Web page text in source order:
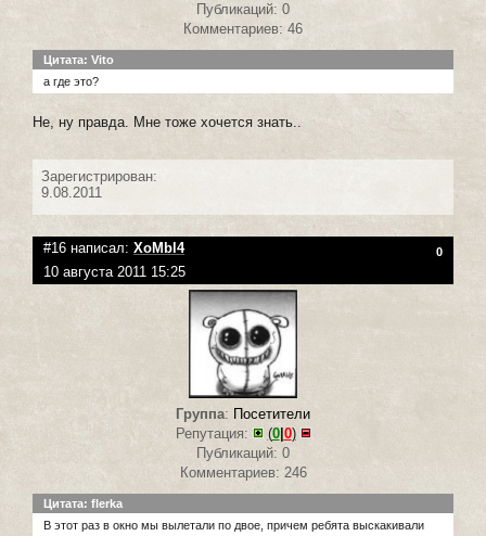
Публикаций: 0
Комментариев: 46
Цитата: Vito
а где это?
Не, ну правда. Мне тоже хочется знать..
Зарегистрирован:
9.08.2011
#16 написал: XoMbl4 0
10 августа 2011 15:25
Группа: Посетители
Репутация:
(0| 0)
Публикаций: 0
Комментариев: 246
Цитата: flerka
В этот раз в окно мы вылетали по двое, причем ребята выскакивали